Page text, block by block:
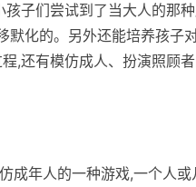
子们尝试到了当大人的那
默化的。另外还能培养孩子
,还有模仿成人、扮演照顾
成年人的一种游戏,一个人或